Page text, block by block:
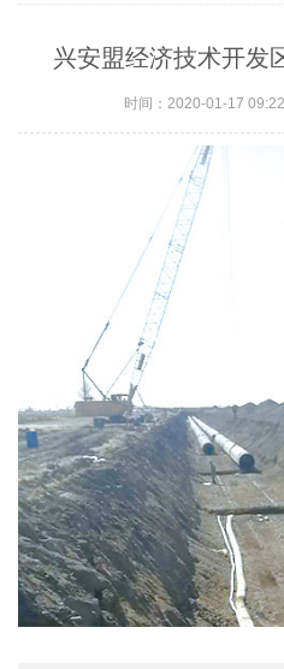
兴安盟经济技术开发
时间：2020-01-17